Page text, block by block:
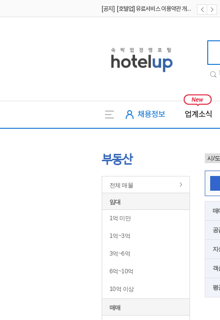
[공지] [호텔업] 개인정보 처리방침 개정본2 (19.09.02)
채용정보 업계소식
부동산
전체 매물
임대
1억 미만
1억~3억
3억~6억
6억~10억
10억 이상
매매
매
공
지
객
평